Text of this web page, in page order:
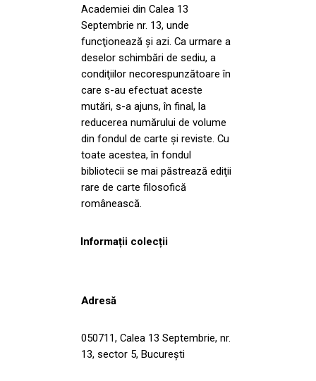
Academiei din Calea 13
Septembrie nr. 13, unde
funcţionează şi azi. Ca urmare a
deselor schimbări de sediu, a
condiţiilor necorespunzătoare în
care s-au efectuat aceste
mutări, s-a ajuns, în final, la
reducerea numărului de volume
din fondul de carte şi reviste. Cu
toate acestea, în fondul
bibliotecii se mai păstrează ediţii
rare de carte filosofică
românească.
Informații colecții
Adresă
050711, Calea 13 Septembrie, nr.
13, sector 5, București